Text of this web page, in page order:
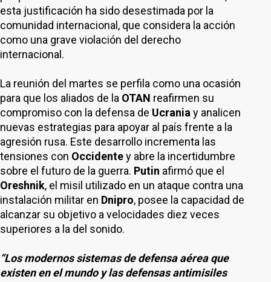
esta justificación ha sido desestimada por la
comunidad internacional, que considera la acción
como una grave violación del derecho
internacional.
La reunión del martes se perfila como una ocasión
para que los aliados de la OTAN reafirmen su
compromiso con la defensa de Ucrania y analicen
nuevas estrategias para apoyar al país frente a la
agresión rusa. Este desarrollo incrementa las
tensiones con Occidentey abre la incertidumbre
sobre el futuro de la guerra. Putin afirmó que el
Oreshnik, el misil utilizado en un ataque contra una
instalación militar en Dnipro, posee la capacidad de
alcanzar su objetivo a velocidades diez veces
superiores a la del sonido.
“Los modernos sistemas de defensa aérea que
existen en el mundo y las defensas antimisiles